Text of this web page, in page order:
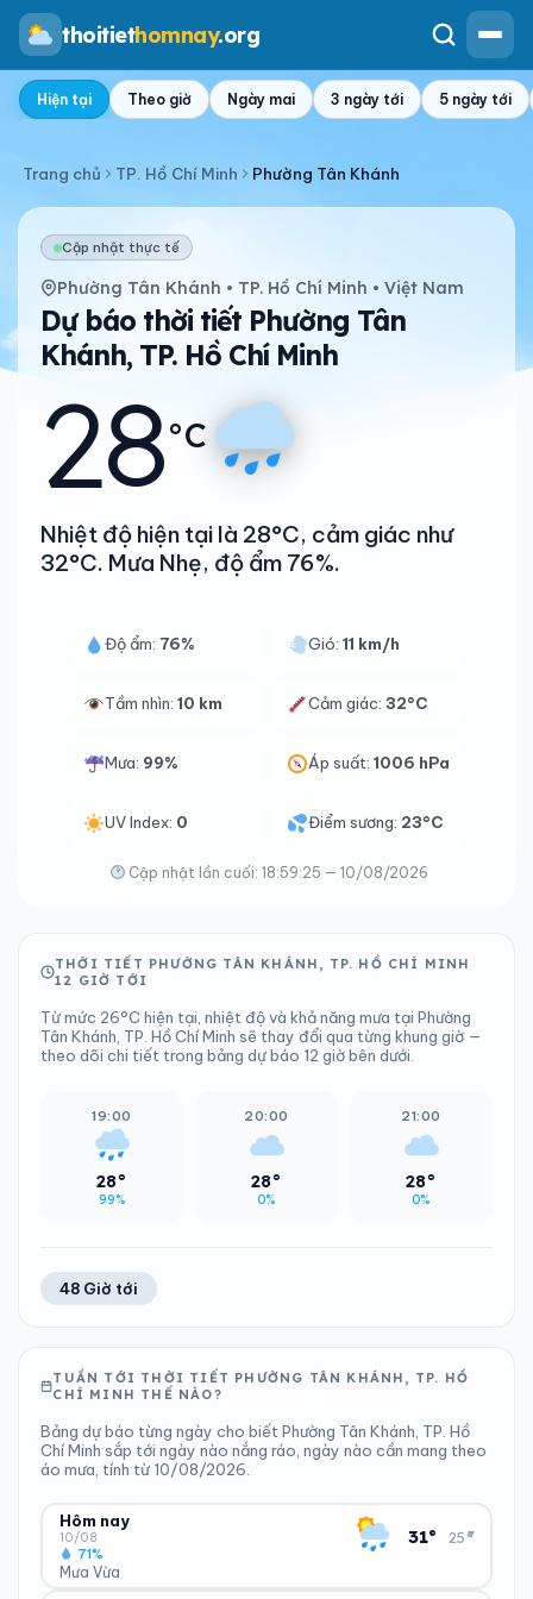
thoitiethomnay.org
Hiện tại Theo giờ Ngày mai 3 ngày tới 5 ngày tới
Trang chủ TP. Hồ Chí Minh Phường Tân Khánh
Cập nhật thực tế
Phường Tân Khánh • TP. Hồ Chí Minh • Việt Nam
Dự báo thời tiết Phường Tân
Khánh, TP. Hồ Chí Minh
28°C
Nhiệt độ hiện tại là 28°C, cảm giác như
32°C. Mưa Nhẹ, độ ẩm 76%.
Độ ẩm: 76% Gió:11 km/h
Tầm nhìn: 10 km Cảm giác:32°C
Mưa: 99% Áp suất:1006 hPa
UV Index: 0 Điểm sương: 23°C
Cập nhật lần cuối: 18:59:25 — 10/08/2026
THỜI TIẾT PHƯỜNG TÂN KHÁNH, TP. HỒ CHÍ MINH
12 GIỜ TỚI
Từ mức 26°C hiện tại, nhiệt độ và khả năng mưa tại Phường
Tân Khánh, TP. Hồ Chí Minh sẽ thay đổi qua từng khung giờ —
theo dõi chi tiết trong bảng dự báo 12 giờ bên dưới.
19:00
28°
99%
20:00
28°
0%
21:00
28°
0%
48 Giờ tới
TUẦN TỚI THỜI TIẾT PHƯỜNG TÂN KHÁNH, TP. HỒ
CHÍ MINH THẾ NÀO?
Bảng dự báo từng ngày cho biết Phường Tân Khánh, TP. Hồ
Chí Minh sắp tới ngày nào nắng ráo, ngày nào cần mang theo
áo mưa, tính từ 10/08/2026.
Hôm nay
10/08
Mưa Vừa
71%
31° 25°
▾